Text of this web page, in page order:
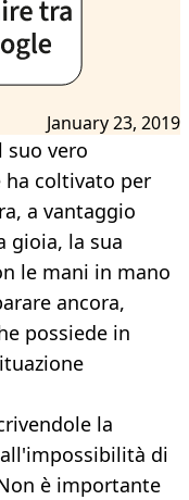
January 23, 2019
suo vero
ha coltivato per
a vantaggio
gioia, la sua
le mani in mano
ancora,
possiede in
la
di
è importante